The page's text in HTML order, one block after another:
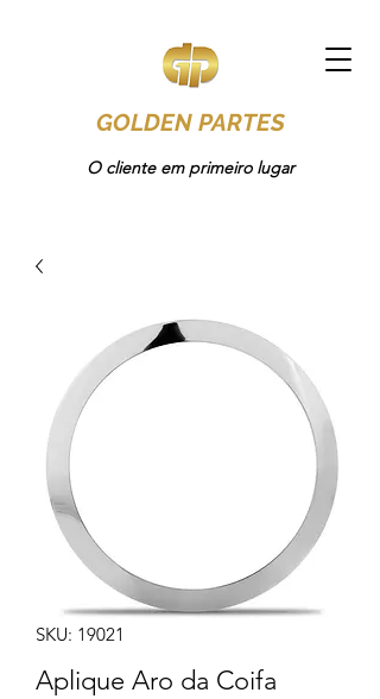
GOLDEN PARTES
O cliente em primeiro lugar
SKU: 19021
Aplique Aro da Coifa